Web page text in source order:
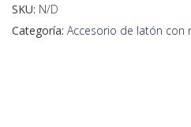
SKU: N/D
Categoría: Accesorio de latón con